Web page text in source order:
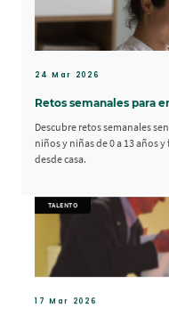
24 Mar 2026
Retos semanales para
Descubre retos semanales
niños y niñas de 0 a 13 años
desde casa.
TALENTO
17 Mar 2026